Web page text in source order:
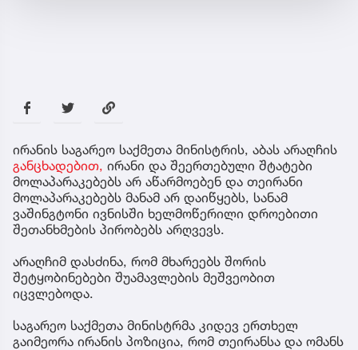
ირანის საგარეო საქმეთა მინისტრის, აბას არაღჩის
განცხადებით, ირანი და შეერთებული შტატები
მოლაპარაკებებს არ აწარმოებენ და თეირანი
მოლაპარაკებებს მანამ არ დაიწყებს, სანამ
ვაშინგტონი ივნისში ხელმოწერილი დროებითი
შეთანხმების პირობებს არღვევს.
არაღჩიმ დასძინა, რომ მხარეებს შორის
შეტყობინებები შუამავლების მეშვეობით
იცვლებოდა.
საგარეო საქმეთა მინისტრმა კიდევ ერთხელ
გაიმეორა ირანის პოზიცია, რომ თეირანსა და ომანს